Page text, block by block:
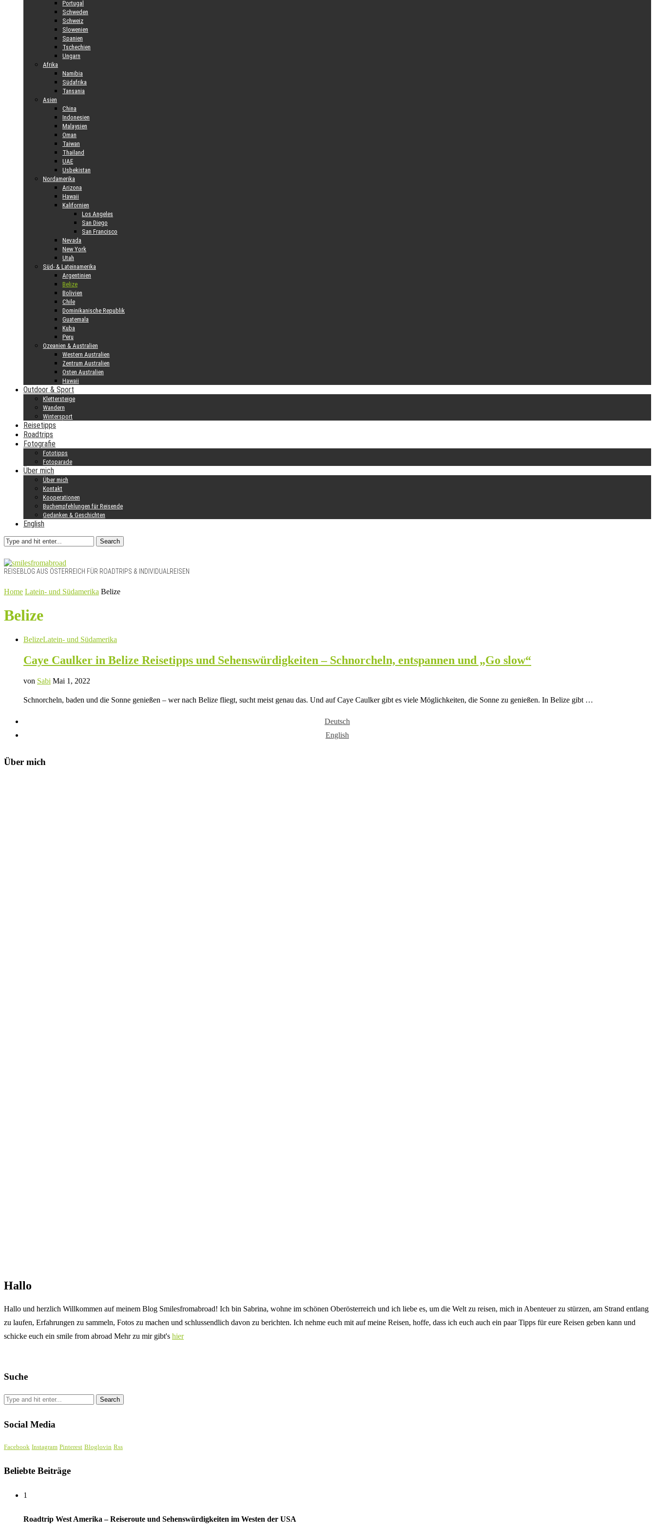
Portugal
Schweden
Schweiz
Slowenien
Spanien
Tschechien
Ungarn
Afrika
Namibia
Südafrika
Tansania
Asien
China
Indonesien
Malaysien
Oman
Taiwan
Thailand
UAE
Usbekistan
Nordamerika
Arizona
Hawaii
Kalifornien
Los Angeles
San Diego
San Francisco
Nevada
New York
Utah
Süd- & Lateinamerika
Argentinien
Belize
Bolivien
Chile
Dominikanische Republik
Guatemala
Kuba
Peru
Ozeanien & Australien
Western Australien
Zentrum Australien
Osten Australien
Hawaii
Outdoor & Sport
Klettersteige
Wandern
Wintersport
Reisetipps
Roadtrips
Fotografie
Fototipps
Fotoparade
Über mich
Über mich
Kontakt
Kooperationen
Buchempfehlungen für Reisende
Gedanken & Geschichten
English
Search
REISEBLOG AUS ÖSTERREICH FÜR ROADTRIPS & INDIVIDUALREISEN
Home Latein- und Südamerika Belize
Belize
BelizeLatein- und Südamerika
Caye Caulker in Belize Reisetipps und Sehenswürdigkeiten – Schnorcheln, entspannen und „Go slow“
von Sabi Mai 1, 2022
Schnorcheln, baden und die Sonne genießen – wer nach Belize fliegt, sucht meist genau das. Und auf Caye Caulker gibt es viele Möglichkeiten, die Sonne zu genießen. In Belize gibt …
Deutsch
English
Über mich
Hallo
Hallo und herzlich Willkommen auf meinem Blog Smilesfromabroad! Ich bin Sabrina, wohne im schönen Oberösterreich und ich liebe es, um die Welt zu reisen, mich in Abenteuer zu stürzen, am Strand entlang
zu laufen, Erfahrungen zu sammeln, Fotos zu machen und schlussendlich davon zu berichten. Ich nehme euch mit auf meine Reisen, hoffe, dass ich euch auch ein paar Tipps für eure Reisen geben kann und
schicke euch ein smile from abroad Mehr zu mir gibt's hier
Suche
Social Media
Facebook Instagram Pinterest Bloglovin Rss
Beliebte Beiträge
1
Roadtrip West Amerika – Reiseroute und Sehenswürdigkeiten im Westen der USA